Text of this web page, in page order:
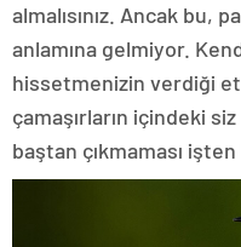
almalısınız. Ancak bu,
anlamına gelmiyor.
hissetmenizin verdiği
çamaşırların içindeki
baştan çıkmaması